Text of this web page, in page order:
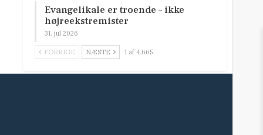
Evangelikale er troende – ikke
højreekstremister
31. jul 2026
FORRIGE NÆSTE 1 af 4.665